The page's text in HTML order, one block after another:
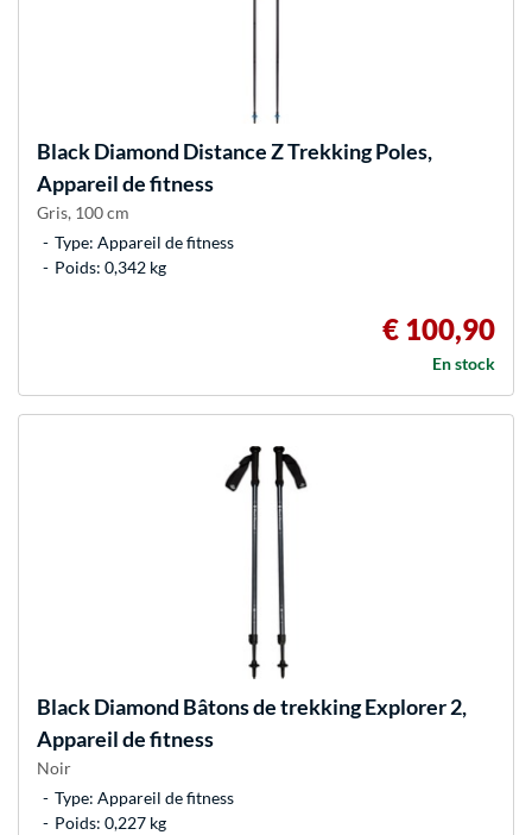
Black Diamond Distance Z Trekking Poles,
Appareil de fitness
Gris, 100 cm
Type: Appareil de fitness
Poids: 0,342 kg
€ 100,90
En stock
Black Diamond Bâtons de trekking Explorer 2,
Appareil de fitness
Noir
Type: Appareil de fitness
Poids: 0,227 kg